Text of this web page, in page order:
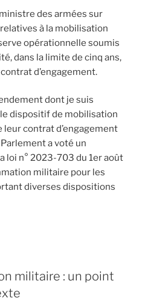
des armées sur
à la mobilisation
opérationnelle soumis
dans la limite de cinq ans,
d’engagement.
dont je suis
dispositif de mobilisation
contrat d’engagement
a voté un
loi n° 2023-703 du 1er août
militaire pour les
diverses dispositions
militaire : un point